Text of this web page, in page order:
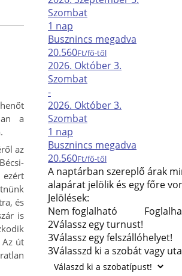
Szombat
1 nap
Busznincs megadva
20.560Ft/fő-től
2026. Október3.
Szombat
-
2026. Október3.
Szombat
1 nap
Busznincs megadva
20.560Ft/fő-től
A naptárban szereplő árak
alapárat jelölik és egy főre
Jelölések:
Nem foglalható
2Válassz egy turnust!
3Válassz egy felszállóhelyet!
3Válasszd ki a szobát vagy
a
az
és
is
út